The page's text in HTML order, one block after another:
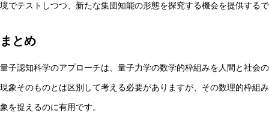
境でテストしつつ、新たな集団知能の形態を探究する機会を提供する
まとめ
量子認知科学のアプローチは、量子力学の数学的枠組みを人間と社会
現象そのものとは区別して考える必要がありますが、その数理的枠組
象を捉えるのに有用です。